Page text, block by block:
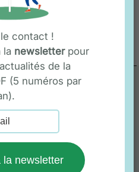
être
fondation
contact !
la newsletterpour
de la
(5 numéros par
la newsletter